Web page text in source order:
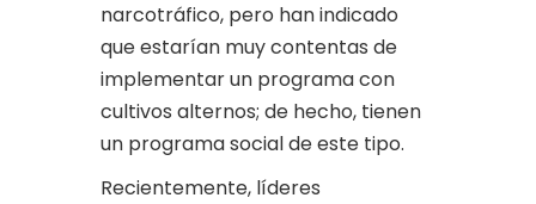
narcotráfico, pero han indicado
que estarían muy contentas de
implementar un programa con
cultivos alternos; de hecho, tienen
un programa social de este tipo.
Recientemente, líderes